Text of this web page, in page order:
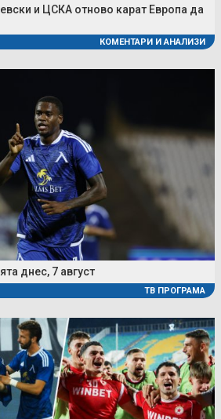
и ЦСКА отново карат Европа да
КОМЕНТАРИ И АНАЛИЗИ
днес, 7 август
ТВ ПРОГРАМА